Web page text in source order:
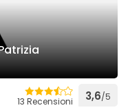
13 Recensioni 3,6/5